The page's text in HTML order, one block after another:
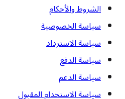
الشروط والأحكام
سياسة الخصوصية
سياسة الاسترداد
سياسة الدفع
سياسة الدعم
سياسة الاستخدام المقبول